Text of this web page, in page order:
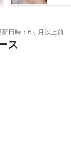
新日時：6ヶ月以上前
ス